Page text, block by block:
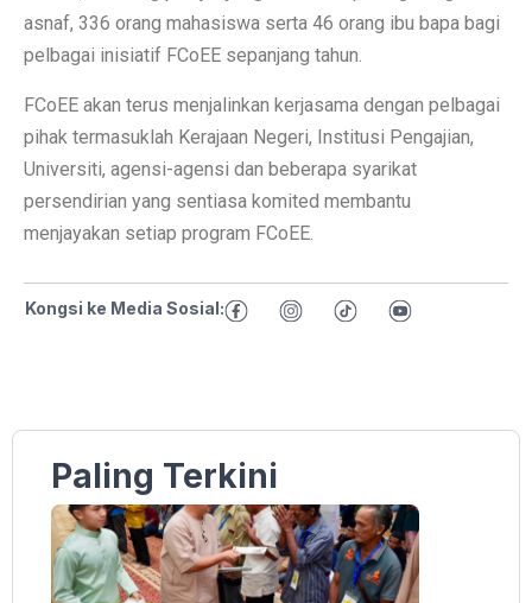
asnaf, 336 orang mahasiswa serta 46 orang ibu bapa bagi
pelbagai inisiatif FCoEE sepanjang tahun.
FCoEE akan terus menjalinkan kerjasama dengan pelbagai
pihak termasuklah Kerajaan Negeri, Institusi Pengajian,
Universiti, agensi-agensi dan beberapa syarikat
persendirian yang sentiasa komited membantu
menjayakan setiap program FCoEE.
Kongsi ke Media Sosial:
Paling Terkini